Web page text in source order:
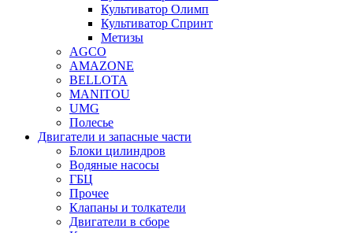
Культиватор Олимп
Культиватор Спринт
Метизы
AGCO
AMAZONE
BELLOTA
MANITOU
UMG
Полесье
Двигатели и запасные части
Блоки цилиндров
Водяные насосы
ГБЦ
Прочее
Клапаны и толкатели
Двигатели в сборе